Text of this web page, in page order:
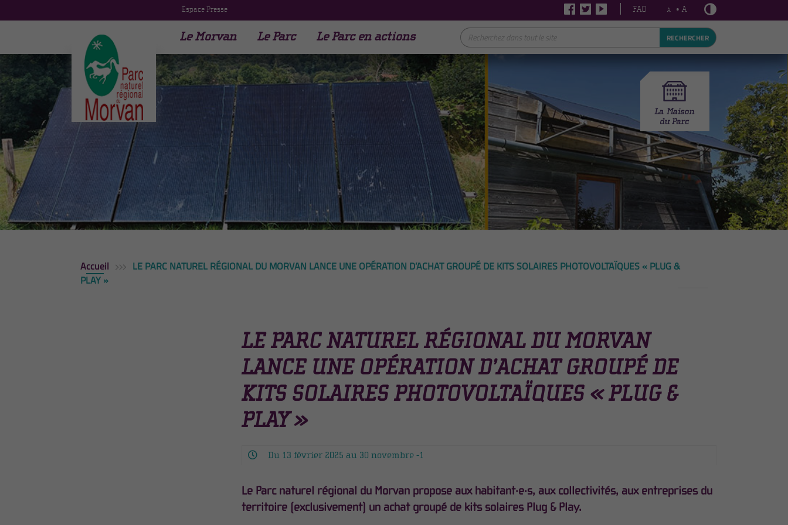
Espace Presse FAQ A • A
Le Morvan Le Parc Le Parc en actions RECHERCHER
Accueil
LE PARC NATUREL RÉGIONAL DU MORVAN LANCE UNE OPÉRATION D’ACHAT GROUPÉ DE KITS SOLAIRES PHOTOVOLTAÏQUES « PLUG &
PLAY »
LE PARC NATUREL RÉGIONAL DU MORVAN
LANCE UNE OPÉRATION D’ACHAT GROUPÉ DE
KITS SOLAIRES PHOTOVOLTAÏQUES « PLUG &
PLAY »
Du 13 février 2025 au 30 novembre -1
Le Parc naturel régional du Morvan propose aux habitant·e·s, aux collectivités, aux entreprises du
territoire (exclusivement) un achat groupé de kits solaires Plug & Play.